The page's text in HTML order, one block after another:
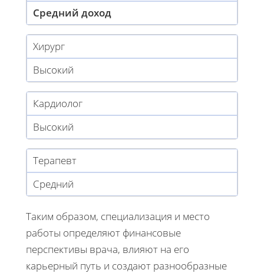
Средний доход
Хирург
Высокий
Кардиолог
Высокий
Терапевт
Средний
Таким образом, специализация и место
работы определяют финансовые
перспективы врача, влияют на его
карьерный путь и создают разнообразные